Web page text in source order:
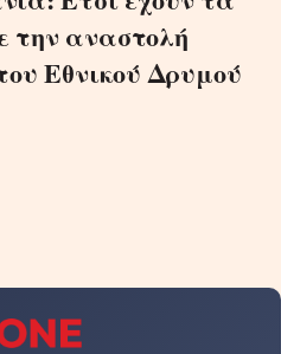
αναστολή
Εθνικού Δρυμού